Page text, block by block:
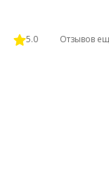
5.0 Отзывов